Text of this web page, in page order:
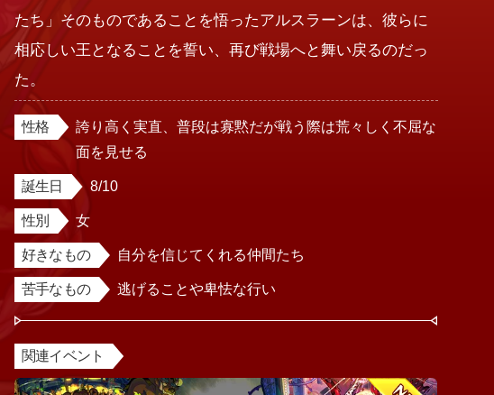
たち」そのものであることを悟ったアルスラーンは、彼らに
相応しい王となることを誓い、再び戦場へと舞い戻るのだっ
た。
性格
誇り高く実直、普段は寡黙だが戦う際は荒々しく不屈な
面を見せる
誕生日 8/10
性別 女
好きなもの 自分を信じてくれる仲間たち
苦手なもの 逃げることや卑怯な行い
関連イベント